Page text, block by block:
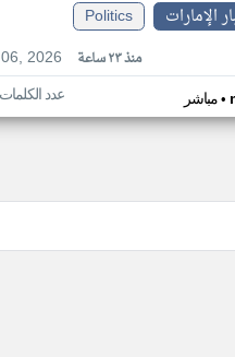
الإمارات
Politics
2026
منذ ٢٣ ساعة
مباشر• عدد الكلمات: